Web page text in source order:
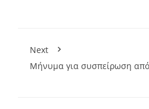
Next
Μήνυμα για συσπείρωση